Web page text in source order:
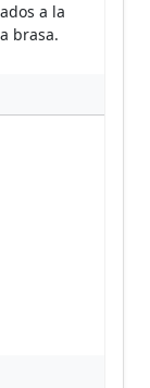
a la
brasa.